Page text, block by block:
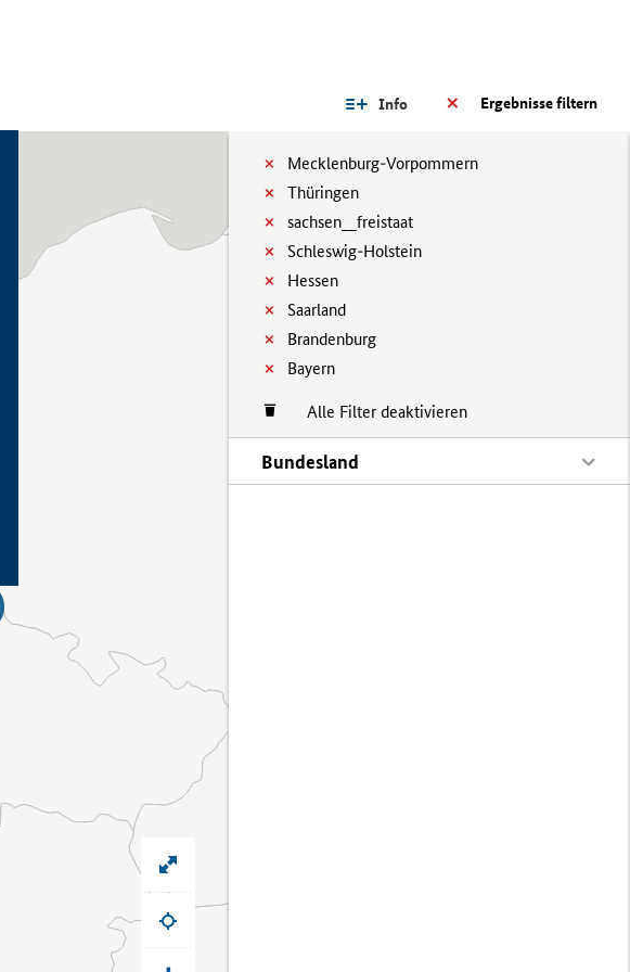
Ergebnisse filtern
Info
Mecklenburg-Vorpommern
Thüringen
sachsen__freistaat
Schleswig-Holstein
Hessen
Saarland
Brandenburg
Bayern
Alle Filter deaktivieren
Bundesland